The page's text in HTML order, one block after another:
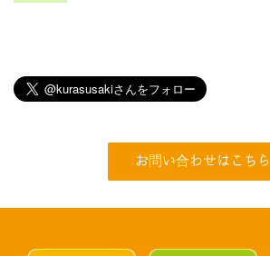
お問い合わせはこちら